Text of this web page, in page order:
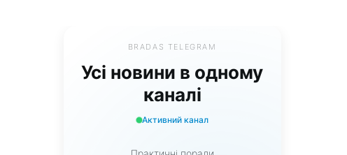
BRADAS TELEGRAM
Усі новини в одному
каналі
Активний канал